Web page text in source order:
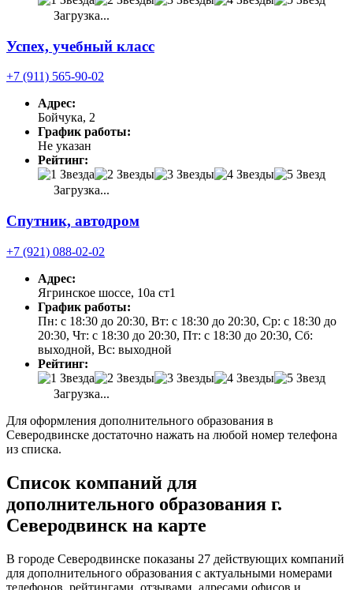
Загрузка...
Успех, учебный класс
+7 (911) 565-90-02
Адрес:
Бойчука, 2
График работы:
Не указан
Рейтинг:
Загрузка...
Спутник, автодром
+7 (921) 088-02-02
Адрес:
Ягринское шоссе, 10а ст1
График работы:
Пн: с 18:30 до 20:30, Вт: с 18:30 до 20:30, Ср: с 18:30 до
20:30, Чт: с 18:30 до 20:30, Пт: с 18:30 до 20:30, Сб:
выходной, Вс: выходной
Рейтинг:
Загрузка...
Для оформления дополнительного образования в
Северодвинске достаточно нажать на любой номер телефона
из списка.
Список компаний для
дополнительного образования г.
Северодвинск на карте
В городе Северодвинске показаны 27 действующих компаний
для дополнительного образования с актуальными номерами
телефонов, рейтингами, отзывами, адресами офисов и